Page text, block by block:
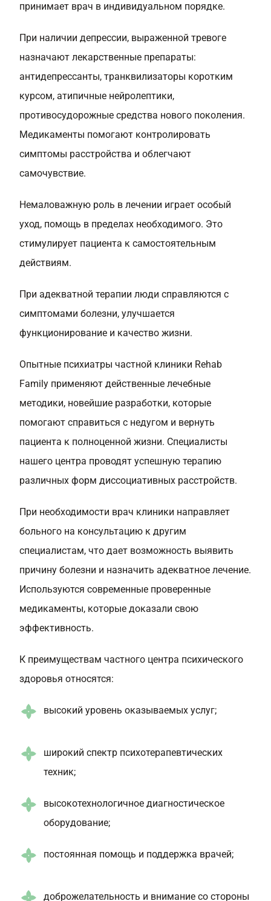
принимает врач в индивидуальном порядке.
При наличии депрессии, выраженной тревоге
назначают лекарственные препараты:
антидепрессанты, транквилизаторы коротким
курсом, атипичные нейролептики,
противосудорожные средства нового поколения.
Медикаменты помогают контролировать
симптомы расстройства и облегчают
самочувствие.
Немаловажную роль в лечении играет особый
уход, помощь в пределах необходимого. Это
стимулирует пациента к самостоятельным
действиям.
При адекватной терапии люди справляются с
симптомами болезни, улучшается
функционирование и качество жизни.
Опытные психиатры частной клиники Rehab
Family применяют действенные лечебные
методики, новейшие разработки, которые
помогают справиться с недугом и вернуть
пациента к полноценной жизни. Специалисты
нашего центра проводят успешную терапию
различных форм диссоциативных расстройств.
При необходимости врач клиники направляет
больного на консультацию к другим
специалистам, что дает возможность выявить
причину болезни и назначить адекватное лечение.
Используются современные проверенные
медикаменты, которые доказали свою
эффективность.
К преимуществам частного центра психического
здоровья относятся:
высокий уровень оказываемых услуг;
широкий спектр психотерапевтических
техник;
высокотехнологичное диагностическое
оборудование;
постоянная помощь и поддержка врачей;
доброжелательность и внимание со стороны